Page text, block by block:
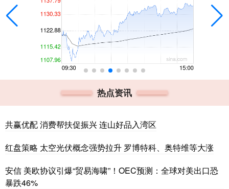
热点资讯
共赢优配 消费帮扶促振兴 连山好品入湾区
红盘策略 太空光伏概念强势拉升 罗博特科、奥特维等大涨
安信 美欧协议引爆“贸易海啸”！OEC预测：全球对美出口恐
暴跌46%